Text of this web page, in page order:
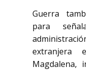
Guerra
para
extranjera
Magdalena,